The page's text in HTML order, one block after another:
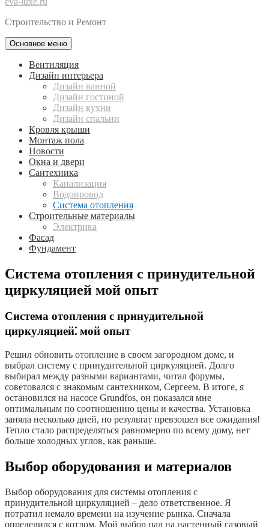
Строительство и Ремонт
Основное меню
Вентиляция
Дизайн интерьера
Дизайн ванной
Дизайн гостиной
Дизайн кухни
Дизайн спальни
Кровля крыши
Монтаж пола
Новости
Окна и двери
Сантехника
Канализация
Водопровод
Система отопления
Строительные материалы
Электрика
Фасад
Фундамент
Система отопления с принудительной
циркуляцией мой опыт
Система отопления с принудительной
циркуляцией⁚ мой опыт
Решил обновить отопление в своем загородном доме, и
выбрал систему с принудительной циркуляцией. Долго
выбирал между разными вариантами, читал форумы,
советовался с знакомым сантехником, Сергеем. В итоге, я
остановился на насосе Grundfos, он показался мне
оптимальным по соотношению цены и качества. Установка
заняла несколько дней, но результат превзошел все ожидания!
Тепло стало распределяться равномерно по всему дому, нет
больше холодных углов, как раньше.
Выбор оборудования и материалов
Выбор оборудования для системы отопления с
принудительной циркуляцией – дело ответственное. Я
потратил немало времени на изучение рынка. Сначала
определился с котлом. Мой выбор пал на настенный газовый